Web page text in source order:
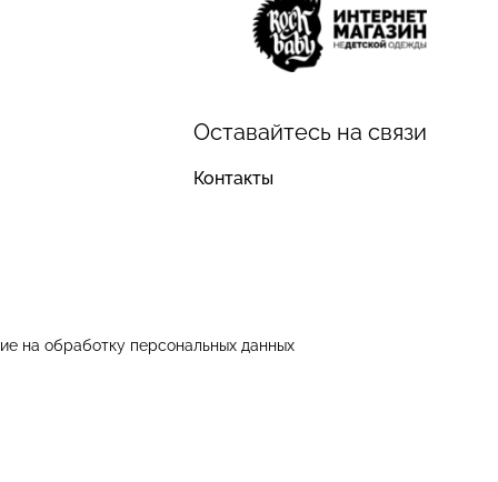
Оставайтесь на связи
Контакты
на обработку персональных данных